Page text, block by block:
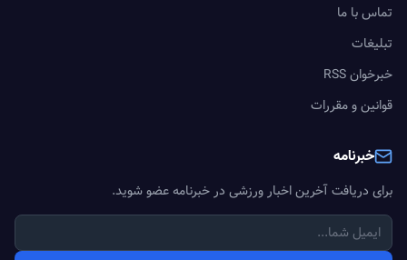
تماس با ما
تبلیغات
خبرخوان RSS
قوانین و مقررات
خبرنامه
برای دریافت آخرین اخبار ورزشی در خبرنامه عضو شوید.